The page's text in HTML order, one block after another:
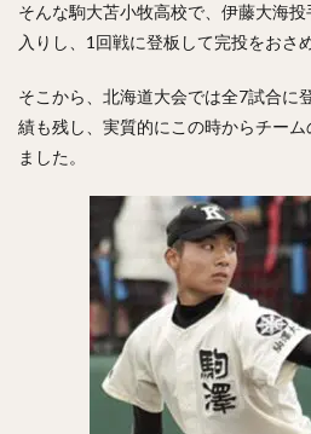
そんな駒大苫小牧高校で、伊藤大海
入りし、1回戦に登板して完投をおさ
そこから、北海道大会では全7試合に
績も残し、実質的にこの時からチー
ました。
高谷裕亮（たかやひろあき）
平沼翔太（ひらぬましょうた）
安部友裕（あべともひろ）
吉見一起（よしみかずき）
三
笹川吉康（ささがわよしやす）
鈴木大地（すずきだいち）
ジェリー・サンズ
佐藤由規
松原聖弥（まつばらせいや）
北山亘基（きたやまこうき）
今村信貴（いまむらのぶたか）